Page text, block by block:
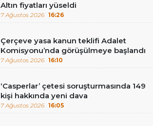
Altın fiyatları yüseldi
7 Ağustos 2026 16:26
Çerçeve yasa kanun teklifi Adalet
Komisyonu’nda görüşülmeye başlandı
7 Ağustos 2026 16:10
‘Casperlar’ çetesi soruşturmasında 149
kişi hakkında yeni dava
7 Ağustos 2026 16:05